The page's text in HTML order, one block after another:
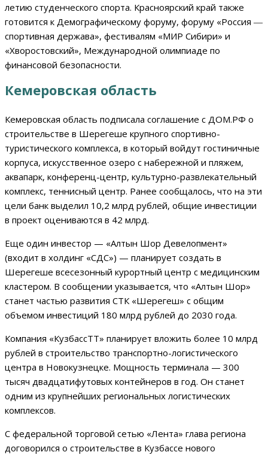
летию студенческого спорта. Красноярский край также
готовится к Демографическому форуму, форуму «Россия ―
спортивная держава», фестивалям «МИР Сибири» и
«Хворостовский», Международной олимпиаде по
финансовой безопасности.
Кемеровская область
Кемеровская область подписала соглашение с ДОМ.РФ о
строительстве в Шерегеше крупного спортивно-
туристического комплекса, в который войдут гостиничные
корпуса, искусственное озеро с набережной и пляжем,
аквапарк, конференц-центр, культурно-развлекательный
комплекс, теннисный центр. Ранее сообщалось, что на эти
цели банк выделил 10,2 млрд рублей, общие инвестиции
в проект оцениваются в 42 млрд.
Еще один инвестор — «Алтын Шор Девелопмент»
(входит в холдинг «СДС») — планирует создать в
Шерегеше всесезонный курортный центр с медицинским
кластером. В сообщении указывается, что «Алтын Шор»
станет частью развития СТК «Шерегеш» с общим
объемом инвестиций 180 млрд рублей до 2030 года.
Компания «КузбассТТ» планирует вложить более 10 млрд
рублей в строительство транспортно-логистического
центра в Новокузнецке. Мощность терминала — 300
тысяч двадцатифутовых контейнеров в год. Он станет
одним из крупнейших региональных логистических
комплексов.
С федеральной торговой сетью «Лента» глава региона
договорился о строительстве в Кузбассе нового